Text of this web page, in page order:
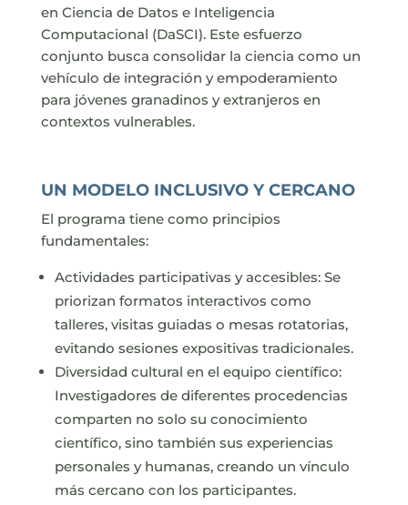
en Ciencia de Datos e Inteligencia
Computacional (DaSCI). Este esfuerzo
conjunto busca consolidar la ciencia como un
vehículo de integración y empoderamiento
para jóvenes granadinos y extranjeros en
contextos vulnerables.
UN MODELO INCLUSIVO Y CERCANO
El programa tiene como principios
fundamentales:
Actividades participativas y accesibles: Se
priorizan formatos interactivos como
talleres, visitas guiadas o mesas rotatorias,
evitando sesiones expositivas tradicionales.
Diversidad cultural en el equipo científico:
Investigadores de diferentes procedencias
comparten no solo su conocimiento
científico, sino también sus experiencias
personales y humanas, creando un vínculo
más cercano con los participantes.